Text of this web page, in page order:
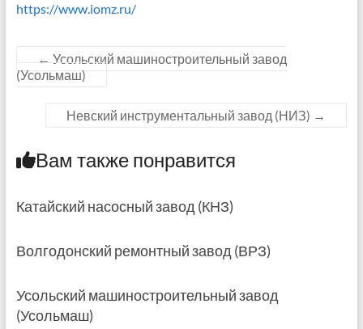
https://www.iomz.ru/
← Усольский машиностроительный завод
(Усольмаш)
Невский инструментальный завод (НИЗ) →
Вам также понравится
Катайский насосный завод (КНЗ)
Волгодонский ремонтный завод (ВРЗ)
Усольский машиностроительный завод
(Усольмаш)